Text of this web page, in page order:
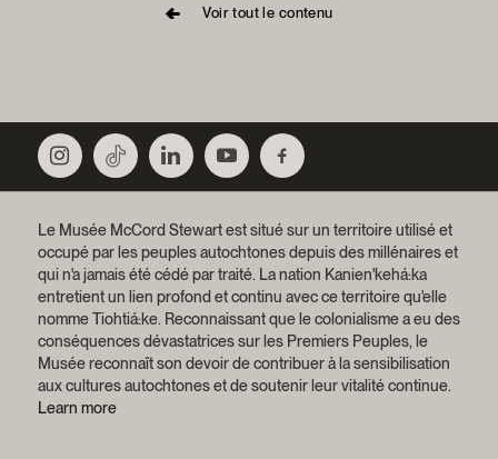
Voir tout le contenu
Le Musée McCord Stewart est situé sur un territoire utilisé et
occupé par les peuples autochtones depuis des millénaires et
qui n'a jamais été cédé par traité.La nation Kanien'kehá:ka
entretient un lien profond et continu avec ce territoire qu'elle
nomme Tiohtiá:ke. Reconnaissant que le colonialisme a eu des
conséquences dévastatrices sur les Premiers Peuples, le
Musée reconnaît son devoir de contribuer à la sensibilisation
aux cultures autochtones et de soutenir leur vitalité continue.
Learn more